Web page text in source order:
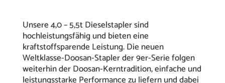
Unsere 4,0 – 5,5t Dieselstapler sind
hochleistungsfähig und bieten eine
kraftstoffsparende Leistung. Die neuen
Weltklasse-Doosan-Stapler der 9er-Serie folgen
weiterhin der Doosan-Kerntradition, einfache und
leistungsstarke Performance zu liefern und dabei